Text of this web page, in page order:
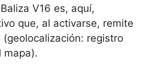
V16 es, aquí,
que, al activarse, remite
registro
mapa).